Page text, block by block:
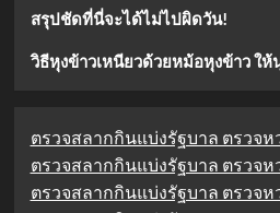
สรุปชัดที่นี่จะได้ไม่ไปผิดวัน!
วิธีหุงข้าวเหนียวด้วยหม้อหุงข้าว ใ
ตรวจสลากกินแบ่งรัฐบาล ตรวจห
ตรวจสลากกินแบ่งรัฐบาล ตรวจห
ตรวจสลากกินแบ่งรัฐบาล ตรวจห